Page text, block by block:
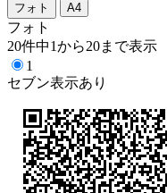
フォト A4
フォト
20件中1から20まで表示
1
セブン表示あり